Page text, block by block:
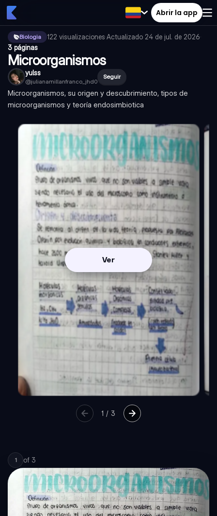
Abrir la app
Biologia 122 visualizaciones·Actualizado 24 de jul. de 2026·
3 páginas
Microorganismos
yulss
@julianamillanfranco_jhd0
Seguir
Microorganismos, su origen y descubrimiento, tipos de
microorganismos y teoría endosimbiotica
Ver
1 / 3
1 of 3